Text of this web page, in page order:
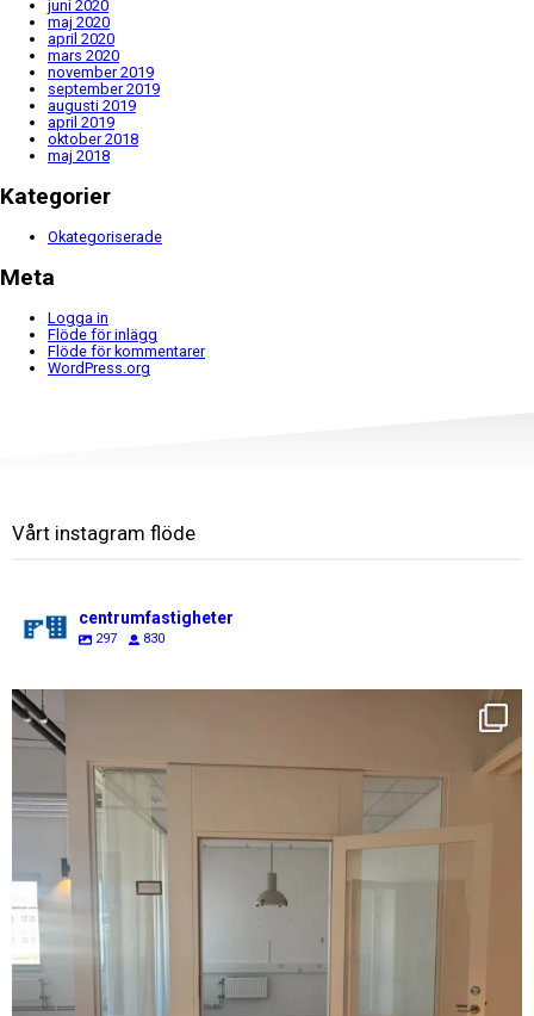
juni 2020
maj 2020
april 2020
mars 2020
november 2019
september 2019
augusti 2019
april 2019
oktober 2018
maj 2018
Kategorier
Okategoriserade
Meta
Logga in
Flöde för inlägg
Flöde för kommentarer
WordPress.org
Vårt instagram flöde
centrumfastigheter
297 830